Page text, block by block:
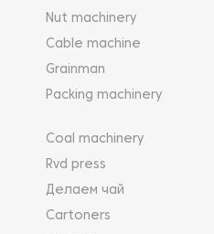
Nut machinery
Cable machine
Grainman
Packing machinery
Coal machinery
Rvd press
Делаем чай
Cartoners